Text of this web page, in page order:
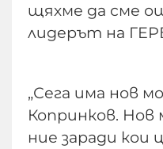
щяхме да сме
лидерът на
„Сега има нов
Копринков. Нов
ние заради кои